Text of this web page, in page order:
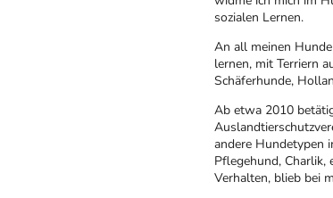
sozialen Lernen.
An all meinen
lernen, mit Terriern
Schäferhunde,
Ab etwa 2010
andere Hundetypen
Pflegehund, Charlik,
Verhalten, blieb bei